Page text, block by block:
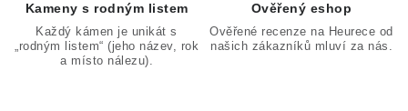
Kameny s rodným listem
Každý kámen je unikát s
„rodným listem“ (jeho název, rok
a místo nálezu).
Ověřený eshop
Ověřené recenze na Heurece od
našich zákazníků mluví za nás.